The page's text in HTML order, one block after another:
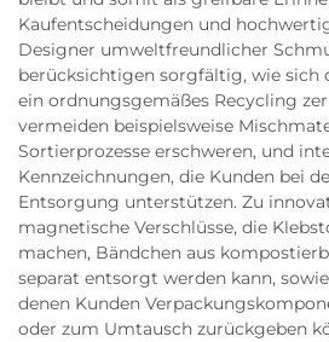
Kaufentscheidungen und
Designer umweltfreundlicher
berücksichtigen sorgfältig, wie sich
ein ordnungsgemäßes Recycling
vermeiden beispielsweise
Sortierprozesse erschweren, und
Kennzeichnungen, die Kunden bei
Entsorgung unterstützen. Zu
magnetische Verschlüsse, die
machen, Bändchen aus
separat entsorgt werden kann,
denen Kunden
oder zum Umtausch zurückgeben